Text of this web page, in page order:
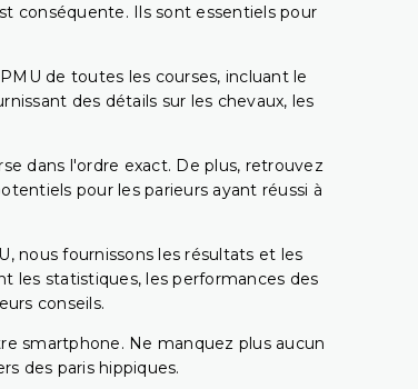
conséquente. Ils sont essentiels pour
de toutes les courses, incluant le
des détails sur les chevaux, les
dans l'ordre exact. De plus, retrouvez
pour les parieurs ayant réussi à
nous fournissons les résultats et les
les statistiques, les performances des
conseils.
smartphone. Ne manquez plus aucun
des paris hippiques.